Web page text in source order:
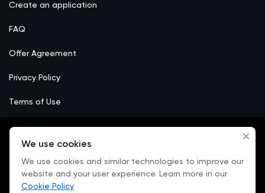
Create an application
FAQ
Offer Agreement
Privacy Policy
Terms of Use
Сookie
Email:office@nazovni.online
We use cookies
We use cookies and similar technologies to improve our
website and your user experience. Learn more in our
Cookie Policy